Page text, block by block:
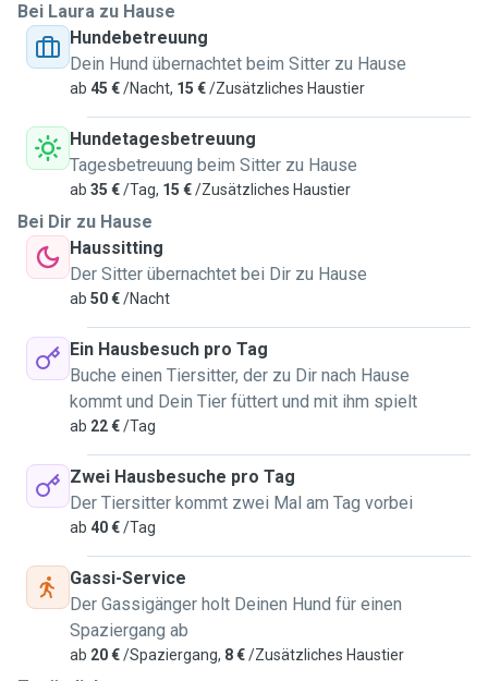
Bei Laura zu Hause
Hundebetreuung
Dein Hund übernachtet beim Sitter zu Hause
ab 45 €/Nacht, 15 €/Zusätzliches Haustier
Hundetagesbetreuung
Tagesbetreuung beim Sitter zu Hause
ab 35 €/Tag, 15 €/Zusätzliches Haustier
Bei Dir zu Hause
Haussitting
Der Sitter übernachtet bei Dir zu Hause
ab 50 €/Nacht
Ein Hausbesuch pro Tag
Buche einen Tiersitter, der zu Dir nach Hause
kommt und Dein Tier füttert und mit ihm spielt
ab 22 €/Tag
Zwei Hausbesuche pro Tag
Der Tiersitter kommt zwei Mal am Tag vorbei
ab 40 €/Tag
Gassi-Service
Der Gassigänger holt Deinen Hund für einen
Spaziergang ab
ab 20 €/Spaziergang, 8 €/Zusätzliches Haustier